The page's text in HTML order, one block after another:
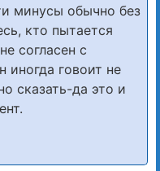
минусы обычно без
кто пытается
согласен с
говоит не
сказать-да это и